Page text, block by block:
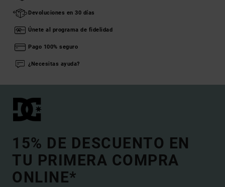
Devoluciones en 30 días
Únete al programa de fidelidad
Pago 100% seguro
¿Necesitas ayuda?
15% DE DESCUENTO EN
TU PRIMERA COMPRA
ONLINE*